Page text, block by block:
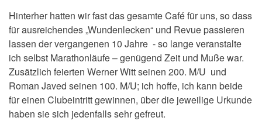
Hinterher hatten wir fast das gesamte Café für uns, so dass
für ausreichendes „Wundenlecken“ und Revue passieren
lassen der vergangenen 10 Jahre - so lange veranstalte
ich selbst Marathonläufe – genügend Zeit und Muße war.
Zusätzlich feierten Werner Witt seinen 200. M/U und
Roman Javed seinen 100. M/U; ich hoffe, ich kann beide
für einen Clubeintritt gewinnen, über die jeweilige Urkunde
haben sie sich jedenfalls sehr gefreut.